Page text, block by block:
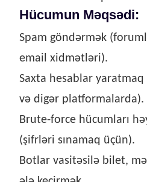
Hücumun Məqsədi:
Spam göndərmək
email xidmətləri).
Saxta hesablar
və digər platformalarda).
Brute-force hücumları
(şifrləri sınamaq üçün).
Botlar vasitəsilə bilet,